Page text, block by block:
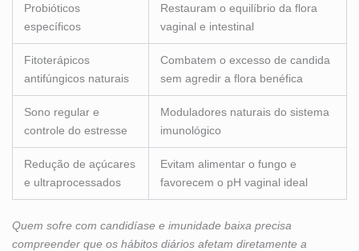
Probióticos
específicos
Restauram o equilíbrio da flora
vaginal e intestinal
Fitoterápicos
antifúngicos naturais
Combatem o excesso de candida
sem agredir a flora benéfica
Sono regular e
controle do estresse
Moduladores naturais do sistema
imunológico
Redução de açúcares
e ultraprocessados
Evitam alimentar o fungo e
favorecem o pH vaginal ideal
Quem sofre com candidíase e imunidade baixa precisa
compreender que os hábitos diários afetam diretamente a